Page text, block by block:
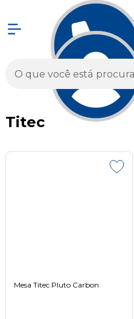
Titec
Mesa Titec Pluto Carbon